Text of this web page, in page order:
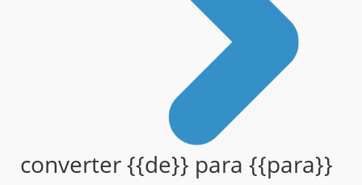
converter {{de}} para {{para}}